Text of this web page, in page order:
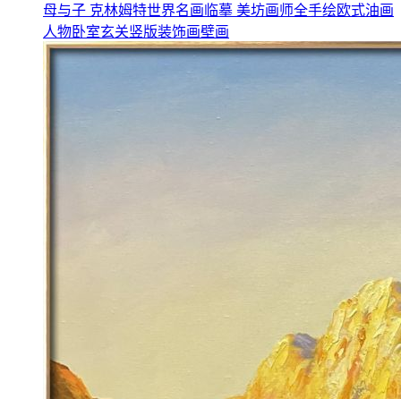
母与子 克林姆特世界名画临摹 美坊画师全手绘欧式油画
人物卧室玄关竖版装饰画壁画